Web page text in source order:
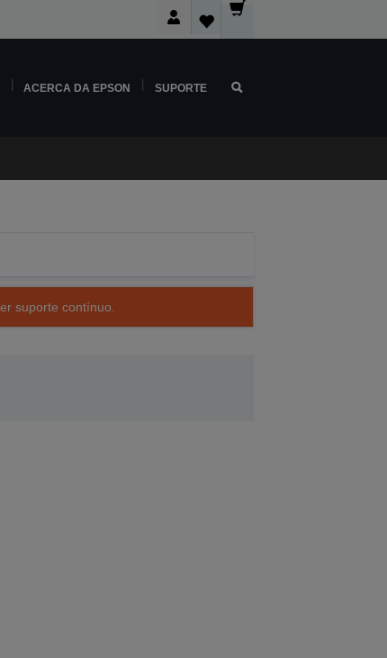
ACERCA DA EPSON SUPORTE
suporte contínuo.